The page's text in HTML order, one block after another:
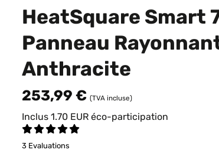
HeatSquare Smart
Panneau
Anthracite
253,99 € (TVA incluse)
Inclus 1.70 EUR éco-participation
3 Evaluations